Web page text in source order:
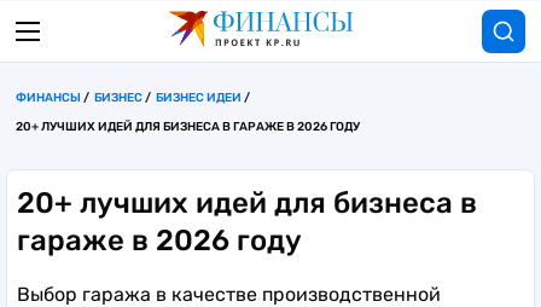
ФИНАНСЫ БИЗНЕС
БИЗНЕС ИДЕИ
20+ ЛУЧШИХ ИДЕЙ ДЛЯ БИЗНЕСА В ГАРАЖЕ В 2026 ГОДУ
20+ лучших идей для бизнеса в
гараже в 2026 году
Выбор гаража в качестве производственной